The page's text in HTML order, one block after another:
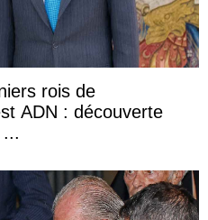
rois de
ADN : découverte
...